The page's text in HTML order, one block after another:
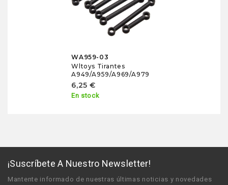
WA959-03
Wltoys Tirantes
A949/A959/A969/A979
6,25 €
En stock
¡Suscríbete A Nuestro Newsletter!
Mantente informado de nuestras últimas noticias y novedades